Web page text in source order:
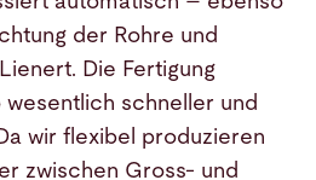
der Rohre und
Die Fertigung
schneller und
wir flexibel produzieren
zwischen Gross- und